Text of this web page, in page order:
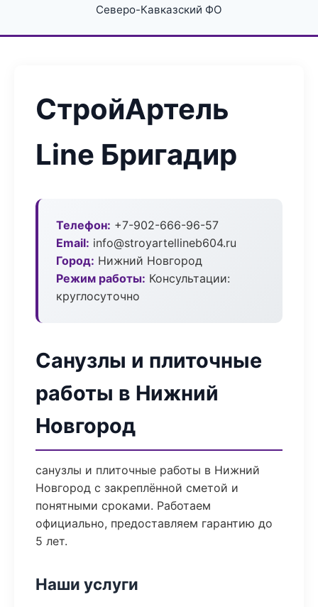
Северо-Кавказский ФО
СтройАртель
Line Бригадир
Телефон: +7-902-666-96-57
Email: info@stroyartellineb604.ru
Город: Нижний Новгород
Режим работы: Консультации:
круглосуточно
Санузлы и плиточные
работы в Нижний
Новгород
санузлы и плиточные работы в Нижний
Новгород с закреплённой сметой и
понятными сроками. Работаем
официально, предоставляем гарантию до
5 лет.
Наши услуги